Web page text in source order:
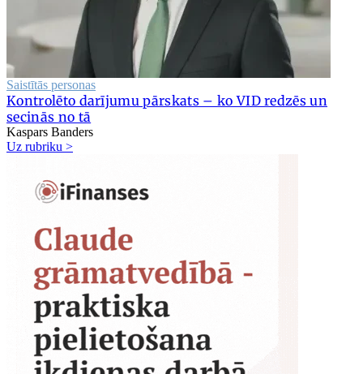
Saistītās personas
Kontrolēto darījumu pārskats – ko VID redzēs un
secinās no tā
Kaspars Banders
Uz rubriku >